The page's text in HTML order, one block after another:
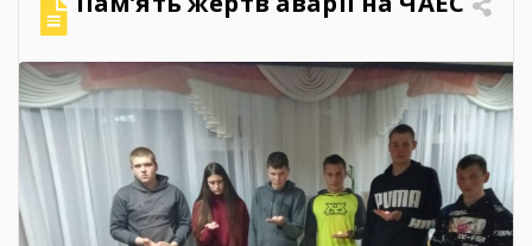
здорових умов праці». Сучасна концепція
безпеки праці давно вийшла за межі […]